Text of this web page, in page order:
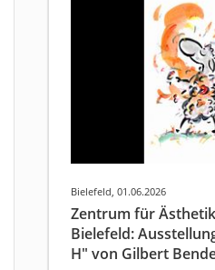
Bielefeld, 01.06.2026
Zentrum für
Bielefeld:
H" von Gilbert